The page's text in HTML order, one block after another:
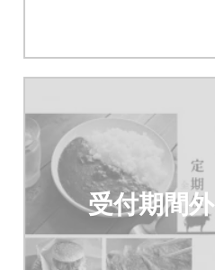
受付期間外